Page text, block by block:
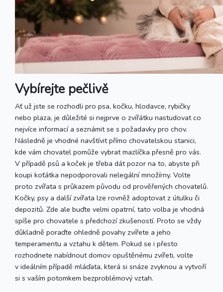
Vybírejte pečlivě
Ať už jste se rozhodli pro psa, kočku, hlodavce, rybičky
nebo plaza, je důležité si nejprve o zvířátku nastudovat co
nejvíce informací a seznámit se s požadavky pro chov.
Následně je vhodné navštívit přímo chovatelskou stanici,
kde vám chovatel pomůže vybrat mazlíčka přesně pro vás.
V případě psů a koček je třeba dát pozor na to, abyste při
koupi koťátka nepodporovali nelegální množírny. Volte
proto zvířata s průkazem původu od prověřených chovatelů.
Kočky, psy a další zvířata lze rovněž adoptovat z útulku či
depozitů. Zde ale buďte velmi opatrní, tato volba je vhodná
spíše pro chovatele s předchozí zkušeností. Proto se vždy
důkladně poraďte ohledně povahy zvířete a jeho
temperamentu a vztahu k dětem. Pokud se i přesto
rozhodnete nabídnout domov opuštěnému zvířeti, volte
v ideálním případě mláďata, která si snáze zvyknou a vytvoří
si s vaším potomkem bezproblémový vztah.